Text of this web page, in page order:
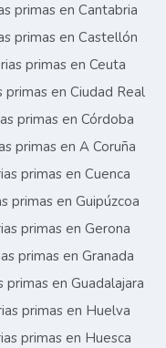
primas en Cantabria
primas en Castellón
primas en Ceuta
en Ciudad Real
primas en Córdoba
primas en A Coruña
primas en Cuenca
primas en Guipúzcoa
primas en Gerona
primas en Granada
en Guadalajara
primas en Huelva
primas en Huesca